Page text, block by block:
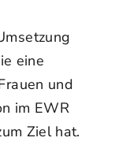
eine
und
im EWR
Ziel hat.